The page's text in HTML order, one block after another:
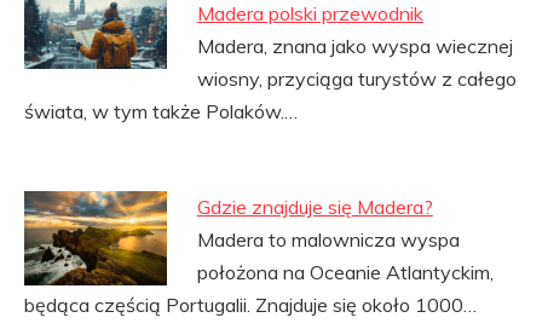
Madera polski przewodnik
Madera, znana jako wyspa wiecznej
wiosny, przyciąga turystów z całego
świata, w tym także Polaków.…
Gdzie znajduje się Madera?
Madera to malownicza wyspa
położona na Oceanie Atlantyckim,
będąca częścią Portugalii. Znajduje się około 1000…